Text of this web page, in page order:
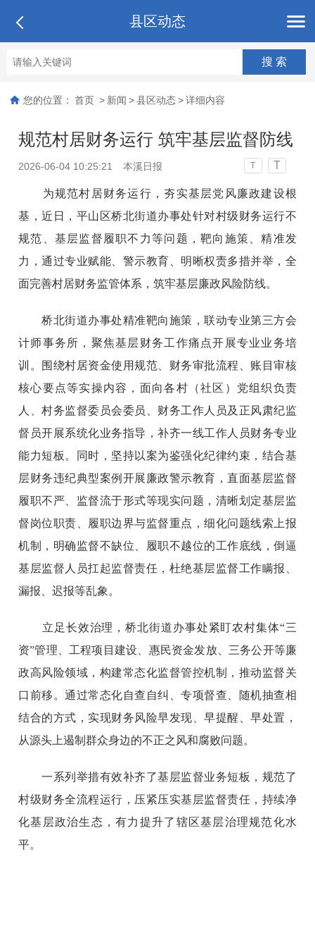
县区动态
您的位置： 首页 > 新闻 > 县区动态 > 详细内容
规范村居财务运行 筑牢基层监督防线
2026-06-04 10:25:21 本溪日报 T T
为规范村居财务运行，夯实基层党风廉政建设根
基，近日，平山区桥北街道办事处针对村级财务运行不
规范、基层监督履职不力等问题，靶向施策、精准发
力，通过专业赋能、警示教育、明晰权责多措并举，全
面完善村居财务监管体系，筑牢基层廉政风险防线。
桥北街道办事处精准靶向施策，联动专业第三方会
计师事务所，聚焦基层财务工作痛点开展专业业务培
训。围绕村居资金使用规范、财务审批流程、账目审核
核心要点等实操内容，面向各村（社区）党组织负责
人、村务监督委员会委员、财务工作人员及正风肃纪监
督员开展系统化业务指导，补齐一线工作人员财务专业
能力短板。同时，坚持以案为鉴强化纪律约束，结合基
层财务违纪典型案例开展廉政警示教育，直面基层监督
履职不严、监督流于形式等现实问题，清晰划定基层监
督岗位职责、履职边界与监督重点，细化问题线索上报
机制，明确监督不缺位、履职不越位的工作底线，倒逼
基层监督人员扛起监督责任，杜绝基层监督工作瞒报、
漏报、迟报等乱象。
立足长效治理，桥北街道办事处紧盯农村集体“三
资”管理、工程项目建设、惠民资金发放、三务公开等廉
政高风险领域，构建常态化监督管控机制，推动监督关
口前移。通过常态化自查自纠、专项督查、随机抽查相
结合的方式，实现财务风险早发现、早提醒、早处置，
从源头上遏制群众身边的不正之风和腐败问题。
一系列举措有效补齐了基层监督业务短板，规范了
村级财务全流程运行，压紧压实基层监督责任，持续净
化基层政治生态，有力提升了辖区基层治理规范化水
平。